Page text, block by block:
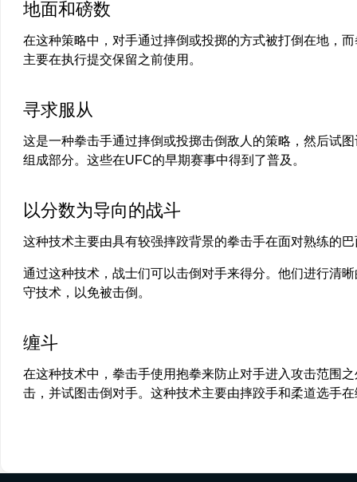
地面和磅数
在这种策略中，对手通过摔倒或投掷的方式被打倒在地，
主要在执行提交保留之前使用。
寻求服从
这是一种拳击手通过摔倒或投掷击倒敌人的策略，然后试
组成部分。这些在UFC的早期赛事中得到了普及。
以分数为导向的战斗
这种技术主要由具有较强摔跤背景的拳击手在面对熟练的
通过这种技术，战士们可以击倒对手来得分。他们进行清
守技术，以免被击倒。
缠斗
在这种技术中，拳击手使用抱拳来防止对手进入攻击范围
击，并试图击倒对手。这种技术主要由摔跤手和柔道选手